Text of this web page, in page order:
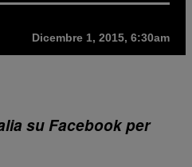
Dicembre 1, 2015, 6:30am
su Facebook per